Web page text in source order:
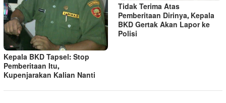
Kepala BKD Tapsel: Stop
Pemberitaan Itu,
Kupenjarakan Kalian Nanti
Tidak Terima Atas
Pemberitaan Dirinya, Kepala
BKD Gertak Akan Lapor ke
Polisi